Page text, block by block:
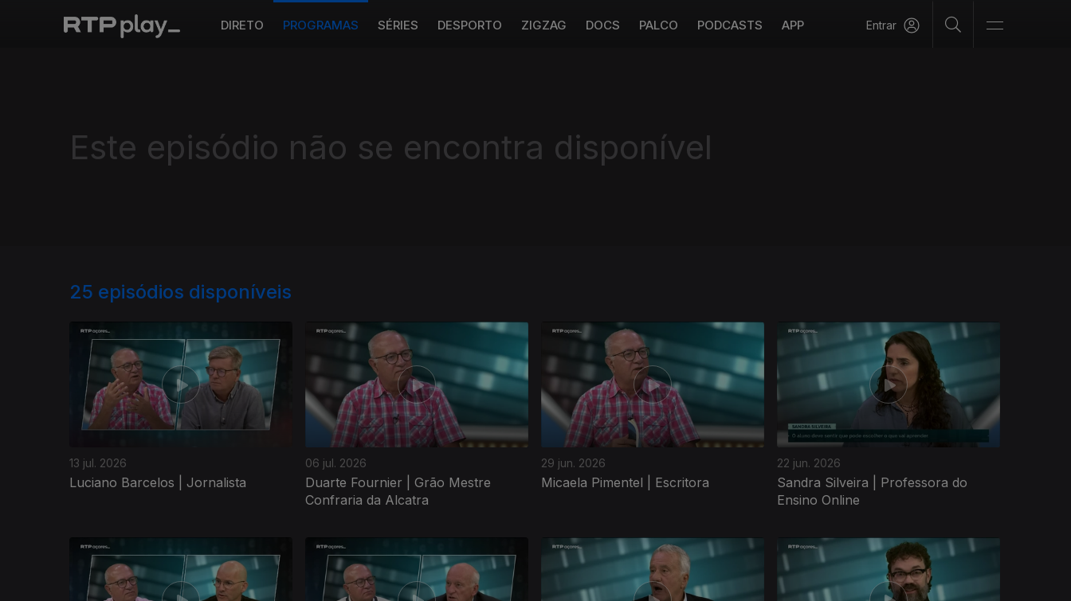
DIRETO PROGRAMAS SÉRIES DESPORTO ZIGZAG DOCS PALCO PODCASTS APP Entrar
Este episódio não se encontra disponível
25 episódios disponíveis
13 jul. 2026
Luciano Barcelos | Jornalista
06 jul. 2026
Duarte Fournier | Grão Mestre
Confraria da Alcatra
29 jun. 2026
Micaela Pimentel | Escritora
22 jun. 2026
Sandra Silveira | Professora do
Ensino Online